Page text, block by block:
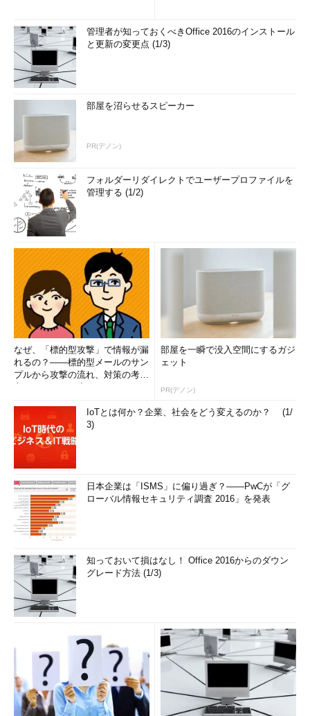
管理者が知っておくべきOffice 2016のインストール
と更新の変更点 (1/3)
部屋を沼らせるスピーカー
PR(デノン)
フォルダーリダイレクトでユーザープロファイルを
管理する (1/2)
なぜ、「標的型攻撃」で情報が漏
れるの？――標的型メールのサン
プルから攻撃の流れ、対策の考え
部屋を一瞬で没入空間にするガジ
ェット
PR(デノン)
IoTとは何か？企業、社会をどう変えるのか？ (1/
3)
日本企業は「ISMS」に偏り過ぎ？――PwCが「グ
ローバル情報セキュリティ調査 2016」を発表
知っておいて損はなし！ Office 2016からのダウン
グレード方法 (1/3)